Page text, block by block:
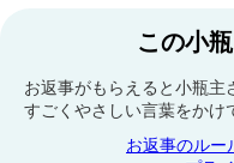
この小
お返事がもらえると小瓶主
すごくやさしい言葉をかけ
お返事のル